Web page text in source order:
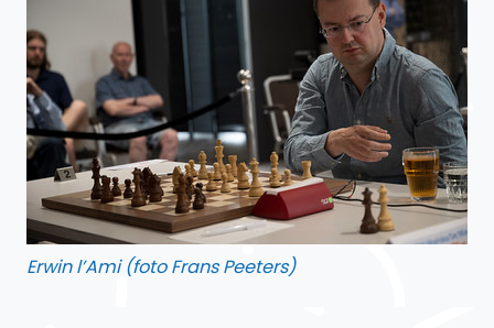
Erwin l’Ami (foto Frans Peeters)